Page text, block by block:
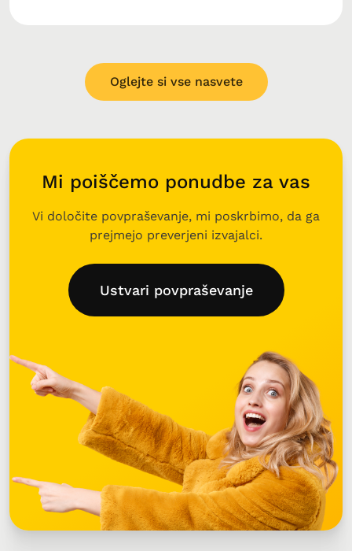
Oglejte si vse nasvete
Mi poiščemo ponudbe za vas
Vi določite povpraševanje, mi poskrbimo, da ga
prejmejo preverjeni izvajalci.
Ustvari povpraševanje